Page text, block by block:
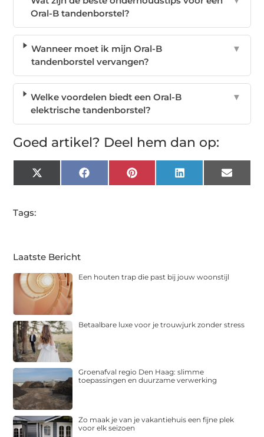
Oral-B tandenborstel?
Wanneer moet ik mijn Oral-B
tandenborstel vervangen?
▼
Welke voordelen biedt een Oral-B
elektrische tandenborstel?
▼
Goed artikel? Deel hem dan op:
X
(Twitter)
FacebookPinterest LinkedIn Email
Tags:
Laatste Bericht
Een houten trap die past bij jouw woonstijl
Betaalbare luxe voor je trouwjurk zonder stress
Groenafval regio Den Haag: slimme
toepassingen en duurzame verwerking
Zo maak je van je vakantiehuis een fijne plek
voor elk seizoen